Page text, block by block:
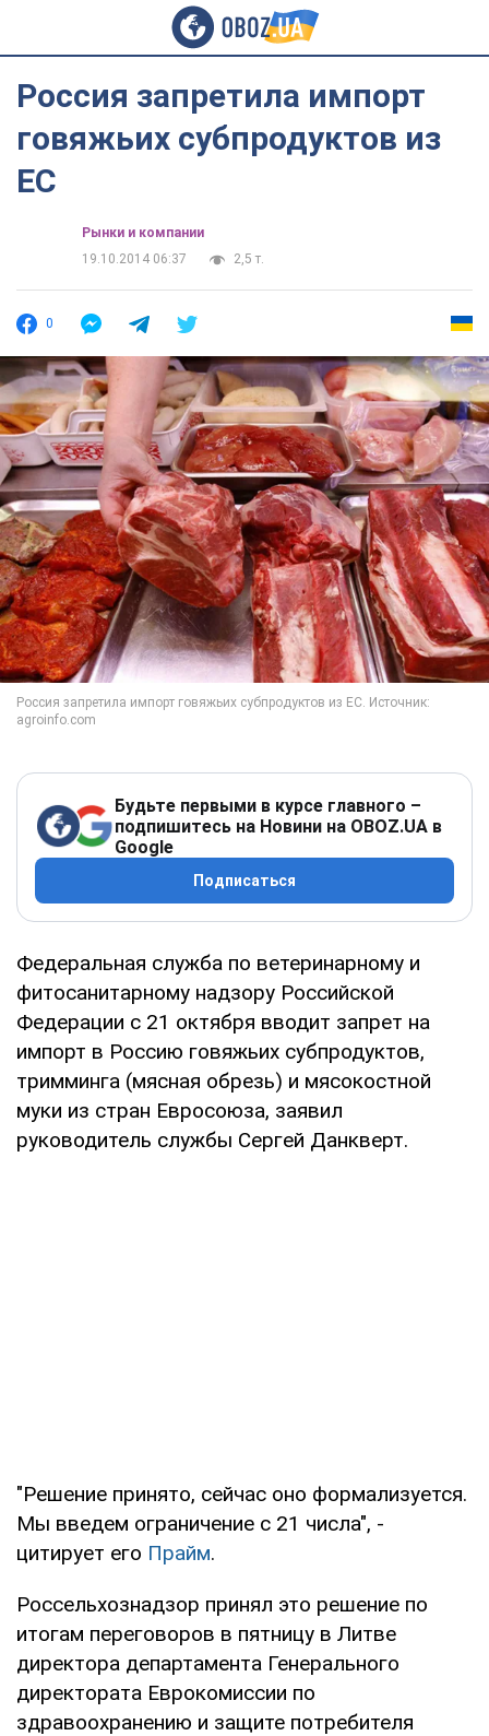
Россия запретила импорт
говяжьих субпродуктов из
ЕС
Рынки и компании
19.10.2014 06:37
2,5 т.
0
Будьте первыми в курсе главного –
подпишитесь на Новини на OBOZ.UA в
Google
Подписаться
Федеральная служба по ветеринарному и
фитосанитарному надзору Российской
Федерации с 21 октября вводит запрет на
импорт в Россию говяжьих субпродуктов,
тримминга (мясная обрезь) и мясокостной
муки из стран Евросоюза, заявил
руководитель службы Сергей Данкверт.
"Решение принято, сейчас оно формализуется.
Мы введем ограничение с 21 числа", -
цитирует его Прайм.
Россельхознадзор принял это решение по
итогам переговоров в пятницу в Литве
директора департамента Генерального
директората Еврокомиссии по
здравоохранению и защите потребителя